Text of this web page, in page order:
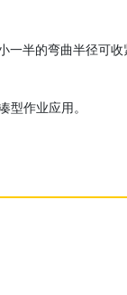
一半的弯曲半径
型作业应用。